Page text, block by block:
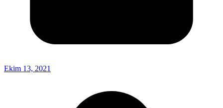
Ekim 13, 2021